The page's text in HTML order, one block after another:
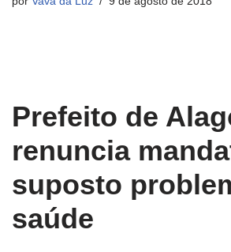
Prefeito de
renuncia
suposto
saúde